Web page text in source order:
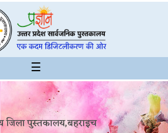
☰
जिला पुस्तकालय,बहराइच